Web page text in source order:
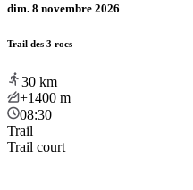
dim. 8 novembre 2026
Trail des 3 rocs
30 km
+1400 m
08:30
Trail
Trail court